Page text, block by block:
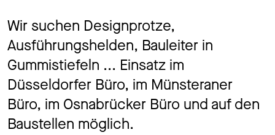
Wir suchen Designprotze,
Ausführungshelden, Bauleiter in
Gummistiefeln ... Einsatz im
Düsseldorfer Büro, im Münsteraner
Büro, im Osnabrücker Büro und auf den
Baustellen möglich.